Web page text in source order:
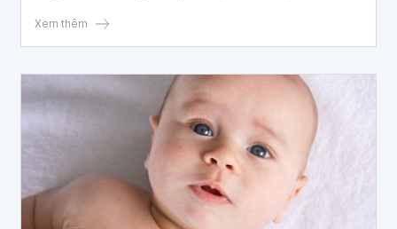
sức khỏe của trẻ và để lại những hệ lụy tiêu cực khi trẻ lớn
Xem thêm